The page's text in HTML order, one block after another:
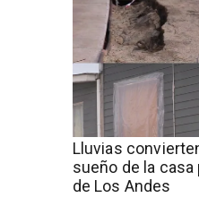
Lluvias
sueño de la
de Los Andes